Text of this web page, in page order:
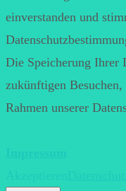
einverstanden und
Die Speicherung Ihrer
zukünftigen
Rahmen unserer